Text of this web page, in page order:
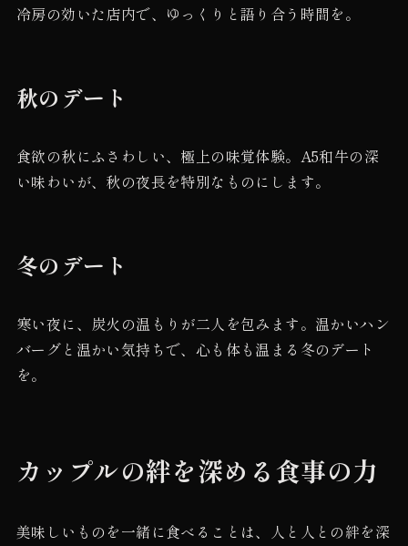
冷房の効いた店内で、ゆっくりと語り合う時間を。
秋のデート
食欲の秋にふさわしい、極上の味覚体験。A5和牛の深
い味わいが、秋の夜長を特別なものにします。
冬のデート
寒い夜に、炭火の温もりが二人を包みます。温かいハン
バーグと温かい気持ちで、心も体も温まる冬のデート
を。
カップルの絆を深める食事の力
美味しいものを一緒に食べることは、人と人との絆を深